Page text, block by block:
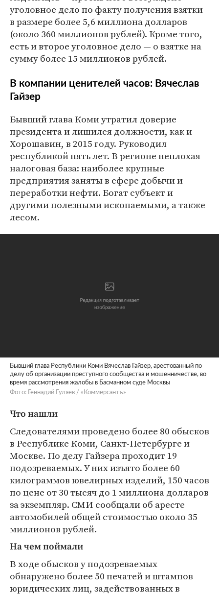
уголовное дело по факту получения взятки
в размере более 5,6 миллиона долларов
(около 360 миллионов рублей). Кроме того,
есть и второе уголовное дело — о взятке на
сумму более 15 миллионов рублей.
В компании ценителей часов: Вячеслав
Гайзер
Бывший глава Коми утратил доверие
президента и лишился должности, как и
Хорошавин, в 2015 году. Руководил
республикой пять лет. В регионе неплохая
налоговая база: наиболее крупные
предприятия заняты в сфере добычи и
переработки нефти. Богат субъект и
другими полезными ископаемыми, а также
лесом.
Бывший глава Республики Коми Вячеслав Гайзер, арестованный по
делу об организации преступного сообщества и мошенничестве, во
время рассмотрения жалобы в Басманном суде Москвы
Фото: Геннадий Гуляев / «Коммерсантъ»
Что нашли
Следователями проведено более 80 обысков
в Республике Коми, Санкт-Петербурге и
Москве. По делу Гайзера проходит 19
подозреваемых. У них изъято более 60
килограммов ювелирных изделий, 150 часов
по цене от 30 тысяч до 1 миллиона долларов
за экземпляр. СМИ сообщали об аресте
автомобилей общей стоимостью около 35
миллионов рублей.
На чем поймали
В ходе обысков у подозреваемых
обнаружено более 50 печатей и штампов
юридических лиц, задействованных в